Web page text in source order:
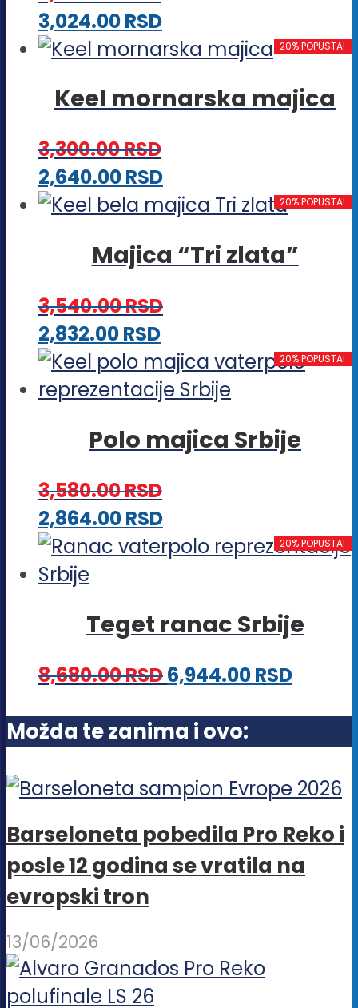
na
stranici
proizvoda.
3,024.00RSDOvaj
proizvod
više
mogu
biti
izabrane
na
stranici
20% POPUSTA!
Keel mornarska majica
3,300.00RSD
2,640.00RSDOvaj
proizvod
više
Opcije
biti
izabrane
na
stranici
20% POPUSTA!
Majica “Tri zlata”
3,540.00RSD
2,832.00RSDOvaj
proizvod
ima
varijanti.
mogu
biti
izabrane
stranici
proizvoda.
20% POPUSTA!
Polo majica Srbije
3,580.00RSD
2,864.00RSDOvaj
proizvod
varijanti.
mogu
biti
izabrane
stranici
proizvoda.
20% POPUSTA!
Teget ranac Srbije
8,680.00RSD6,944.00RSD
Možda te zanima i ovo:
Barseloneta pobedila Pro Reko i
posle 12 godina se vratila na
evropski tron
13/06/2026